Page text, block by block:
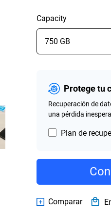
Capacity
Protege tu
Recuperación de
una pérdida
Plan de
Comparar